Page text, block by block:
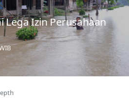
Lega Izin Perusahaan